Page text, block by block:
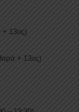
+ 13ος)
+ 13ος)